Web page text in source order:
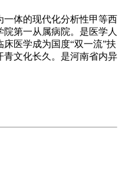
体的现代化分析性甲等西
第一从属病院。是医学人
医学成为国度“双一流”扶
文化长久。是河南省内异